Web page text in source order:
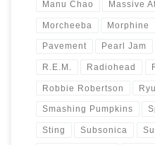
Manu Chao Massive
Morcheeba Morphine
Pavement Pearl Jam
R.E.M. Radiohead
Robbie Robertson
Smashing Pumpkins
Sting Subsonica